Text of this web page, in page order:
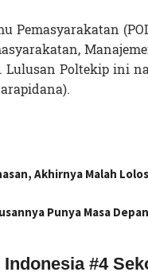
Pemasyarakatan
Lulusan Poltekip ini
Akhirnya Malah
Punya Masa
#4